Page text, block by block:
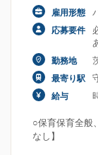
雇用形態
応募要件
勤務地
最寄り駅
給与
○保育保育全般
なし】